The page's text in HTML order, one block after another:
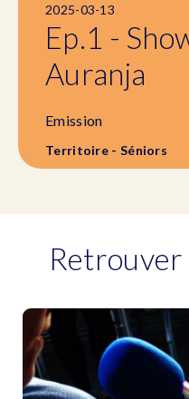
2025-03-13
Ep.1 -
Auranja
Emission
Territoire - Séniors